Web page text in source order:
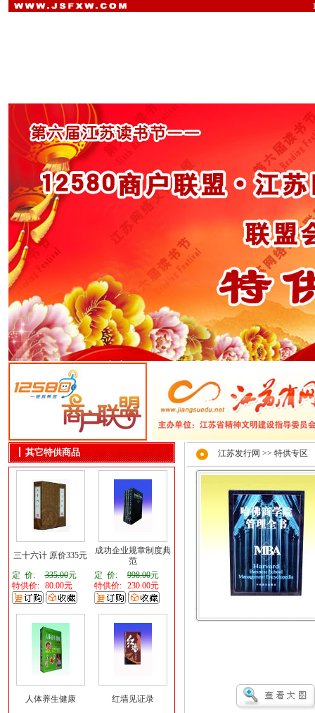
其它特供商品
三十六计 原价335元
定 价:
335.00元
特供价:
80.00元
成功企业规章制度典
范
定 价:
998.00元
特供价: 230.00元
人体养生健康
红墙见证录
江苏发行网 >> 特供专区